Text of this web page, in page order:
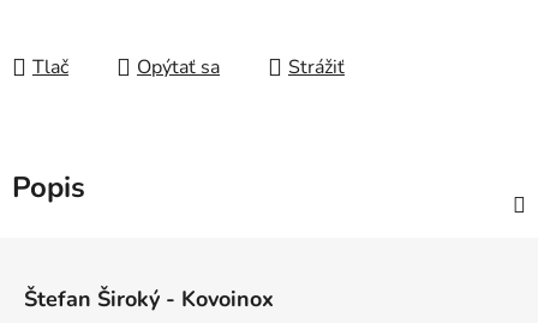
Tlač Opýtať sa Strážiť
Popis
Štefan Široký - Kovoinox